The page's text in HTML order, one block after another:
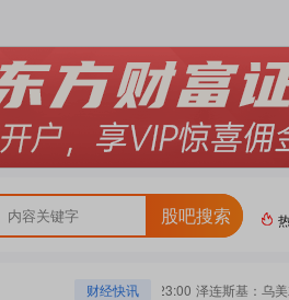
股吧搜索
财经快讯
航” 重仓千亿布局深远海 23:00 泽连斯基：乌美